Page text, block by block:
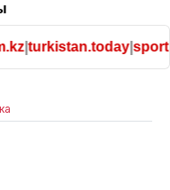
|turkistan.today|